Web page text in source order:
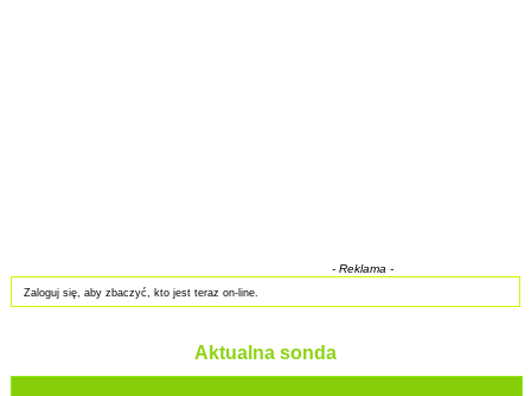
- Reklama -
Zaloguj się, aby zbaczyć, kto jest teraz on-line.
Aktualna sonda